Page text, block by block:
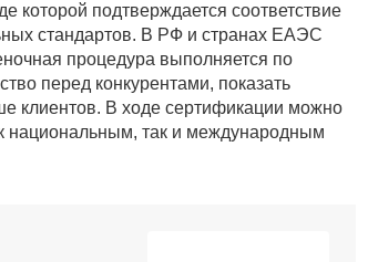
которой подтверждается соответствие
стандартов. В РФ и странах ЕАЭС
процедура выполняется по
перед конкурентами, показать
клиентов. В ходе сертификации можно
национальным, так и международным